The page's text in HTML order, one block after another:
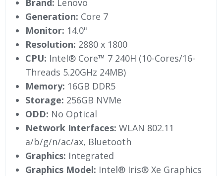
Generation: Core 7
Monitor: 14.0"
Resolution: 2880 x 1800
CPU: Intel® Core™ 7 240H (10-Cores/16-
Threads 5.20GHz 24MB)
Memory: 16GB DDR5
Storage: 256GB NVMe
ODD: No Optical
Network Interfaces: WLAN 802.11
a/b/g/n/ac/ax, Bluetooth
Graphics: Integrated
Graphics Model: Intel® Iris® Xe Graphics